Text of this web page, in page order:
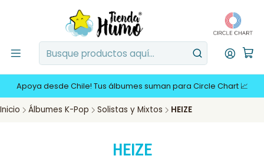
Apoya desde Chile! Tus álbumes suman para Circle Chart 📈
Inicio Álbumes K-Pop Solistas y Mixtos HEIZE
HEIZE